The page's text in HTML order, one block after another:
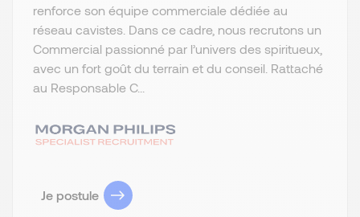
renforce son équipe commerciale dédiée au
réseau cavistes. Dans ce cadre, nous recrutons un
Commercial passionné par l’univers des spiritueux,
avec un fort goût du terrain et du conseil. Rattaché
au Responsable C...
Je postule